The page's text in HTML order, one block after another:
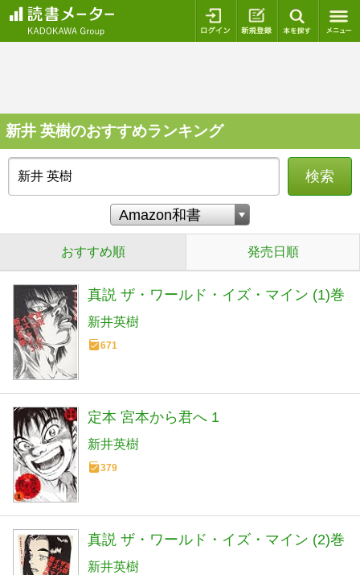
ログイン 新規登録
新井 英樹のおすすめランキング
検索
おすすめ順 発売日順
真説 ザ・ワールド・イズ・マイン (1)巻
新井英樹
671
定本 宮本から君へ 1
新井英樹
379
真説 ザ・ワールド・イズ・マイン (2)巻
新井英樹